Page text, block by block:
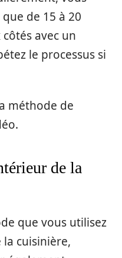
de 15 à 20
avec un
le processus si
méthode de
de la
que vous utilisez
cuisinière,